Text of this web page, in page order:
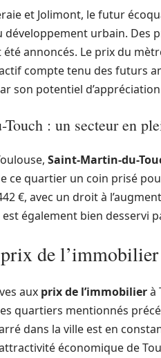
et Jolimont, le futur
urbain. Des
annoncés. Le prix du
compte tenu des futurs
son potentiel
: un secteur en
Saint-Martin-du-
ce quartier un coin prisé
€, avec un droit à
est également bien desservi
de
aux prix de l’immobilierà
quartiers mentionnés
dans la ville est en
économique de